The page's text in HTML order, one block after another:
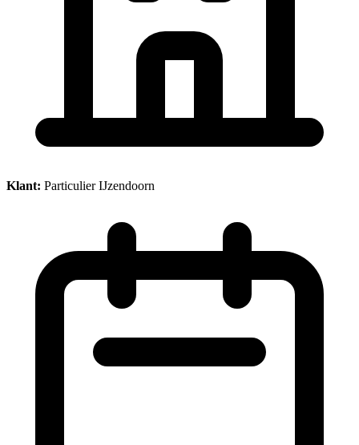
Klant: Particulier IJzendoorn